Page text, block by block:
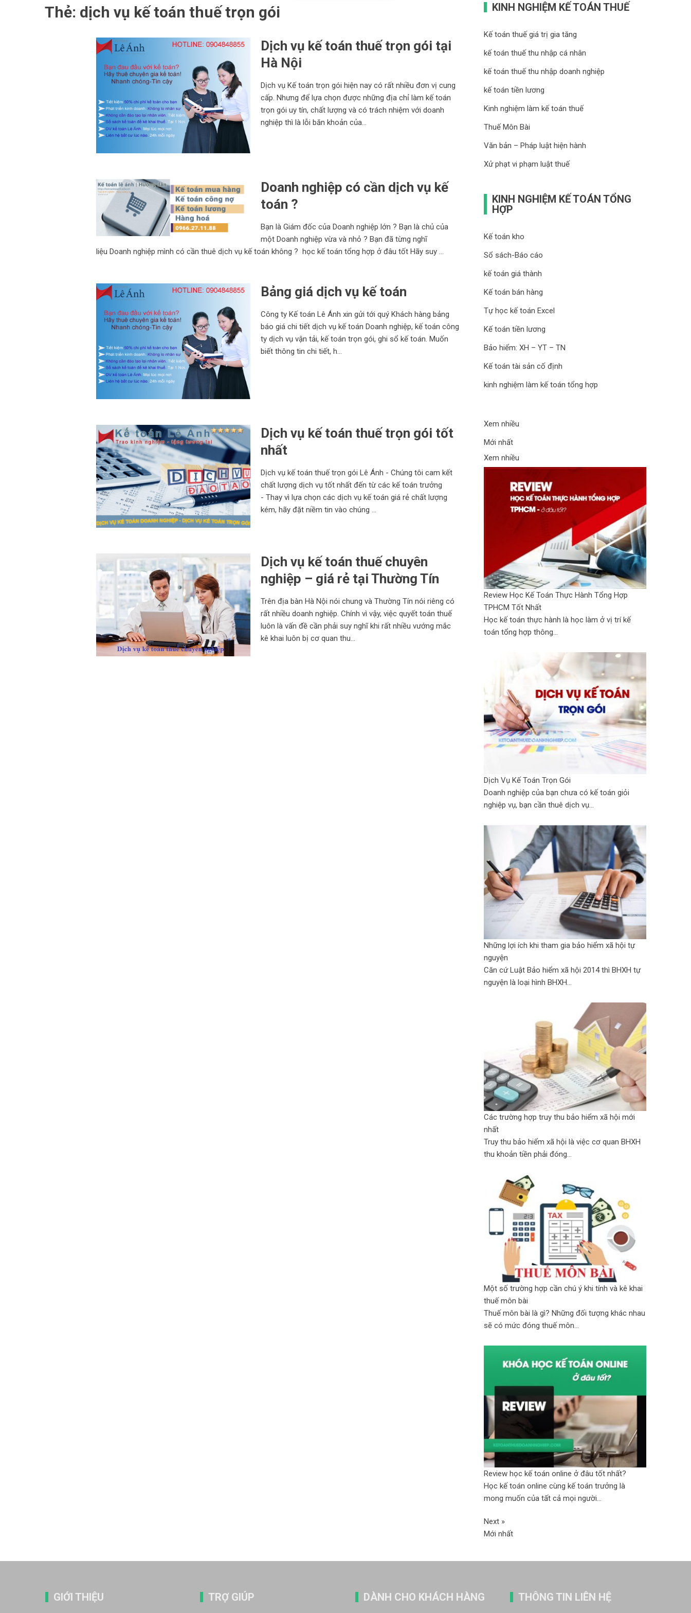
Thẻ: dịch vụ kế toán thuế trọn gói
Dịch vụ kế toán thuế trọn gói tại
Hà Nội
Dịch vụ Kế toán trọn gói hiện nay có rất nhiều đơn vị cung
cấp. Nhưng để lựa chọn được những địa chỉ làm kế toán
trọn gói uy tín, chất lượng và có trách nhiệm với doanh
nghiệp thì là lỗi băn khoản của...
Doanh nghiệp có cần dịch vụ kế
toán ?
Bạn là Giám đốc của Doanh nghiệp lớn ? Bạn là chủ của
một Doanh nghiệp vừa và nhỏ ? Bạn đã từng nghĩ
liệu Doanh nghiệp mình có cần thuê dịch vụ kế toán không ? học kế toán tổng hợp ở đâu tốt Hãy suy ...
Bảng giá dịch vụ kế toán
Công ty Kế toán Lê Ánh xin gửi tới quý Khách hàng bảng
báo giá chi tiết dịch vụ kế toán Doanh nghiệp, kế toán công
ty dịch vụ vận tải, kế toán trọn gói, ghi sổ kế toán. Muốn
biết thông tin chi tiết, h...
Dịch vụ kế toán thuế trọn gói tốt
nhất
Dịch vụ kế toán thuế trọn gói Lê Ánh - Chúng tôi cam kết
chất lượng dịch vụ tốt nhất đến từ các kế toán trưởng
- Thay vì lựa chọn các dịch vụ kế toán giá rẻ chất lượng
kém, hãy đặt niềm tin vào chúng ...
Dịch vụ kế toán thuế chuyên
nghiệp – giá rẻ tại Thường Tín
Trên địa bàn Hà Nội nói chung và Thường Tín nói riêng có
rất nhiều doanh nghiệp. Chính vì vậy, việc quyết toán thuế
luôn là vấn đề cần phải suy nghĩ khi rất nhiều vướng mắc
kê khai luôn bị cơ quan thu...
KINH NGHIỆM KẾ TOÁN THUẾ
Kế toán thuế giá trị gia tăng
kế toán thuế thu nhập cá nhân
kế toán thuế thu nhập doanh nghiệp
kế toán tiền lương
Kinh nghiệm làm kế toán thuế
Thuế Môn Bài
Văn bản – Pháp luật hiện hành
Xử phạt vi phạm luật thuế
KINH NGHIỆM KẾ TOÁN TỔNG
HỢP
Kế toán kho
Sổ sách-Báo cáo
kế toán giá thành
Kế toán bán hàng
Tự học kế toán Excel
Kế toán tiền lương
Bảo hiểm: XH – YT – TN
Kế toán tài sản cố định
kinh nghiệm làm kế toán tổng hợp
Xem nhiều
Mới nhất
Xem nhiều
Review Học Kế Toán Thực Hành Tổng Hợp
TPHCM Tốt Nhất
Học kế toán thực hành là học làm ở vị trí kế
toán tổng hợp thông...
Dịch Vụ Kế Toán Trọn Gói
Doanh nghiệp của bạn chưa có kế toán giỏi
nghiệp vụ, bạn cần thuê dịch vụ...
Những lợi ích khi tham gia bảo hiểm xã hội tự
nguyện
Căn cứ Luật Bảo hiểm xã hội 2014 thì BHXH tự
nguyện là loại hình BHXH...
Các trường hợp truy thu bảo hiểm xã hội mới
nhất
Truy thu bảo hiểm xã hội là việc cơ quan BHXH
thu khoản tiền phải đóng...
Một số trường hợp cần chú ý khi tính và kê khai
thuế môn bài
Thuế môn bài là gì? Những đối tượng khác nhau
sẽ có mức đóng thuế môn...
Review học kế toán online ở đâu tốt nhất?
Học kế toán online cùng kế toán trưởng là
mong muốn của tất cả mọi người...
Next »
Mới nhất
GIỚI THIỆU TRỢ GIÚP DÀNH CHO KHÁCH HÀNG THÔNG TIN LIÊN HỆ